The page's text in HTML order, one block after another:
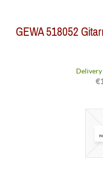
GEWA 518052
Delivery